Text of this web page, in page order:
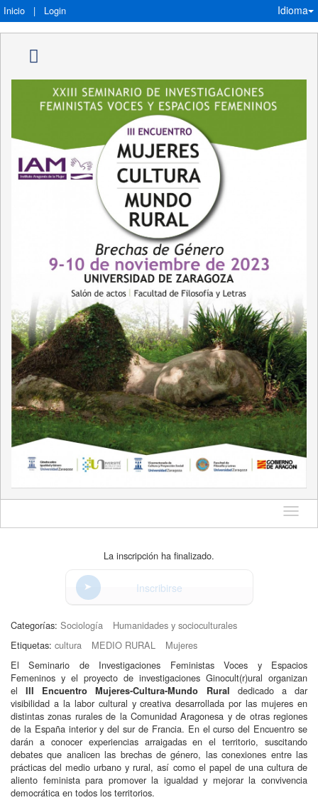
Inicio | Login Idioma
Idioma
La inscripción ha finalizado.
Inscribirse
Categorías: Sociología
Humanidades y socioculturales
Etiquetas: cultura MEDIO RURAL
Mujeres
El Seminario de Investigaciones Feministas Voces y Espacios
Femeninos y el proyecto de investigaciones Ginocult(r)ural organizan
elIII Encuentro Mujeres-Cultura-Mundo Rural dedicado a dar
visibilidad a la labor cultural y creativa desarrollada por las mujeres en
distintas zonas rurales de la Comunidad Aragonesa y de otras regiones
de la España interior y del sur de Francia. En el curso del Encuentro se
darán a conocer experiencias arraigadas en el territorio, suscitando
debates que analicen las brechas de género, las conexiones entre las
prácticas del medio urbano y rural, así como el papel de una cultura de
aliento feminista para promover la igualdad y mejorar la convivencia
democrática en todos los territorios.